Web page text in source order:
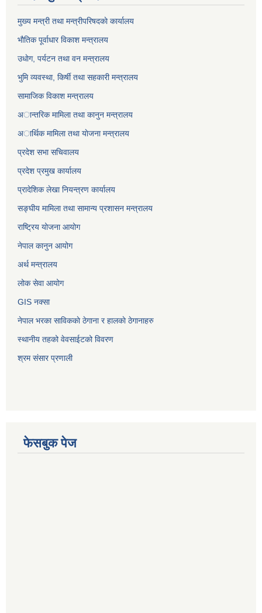
मुख्य मन्त्री तथा मन्त्रीपरिषदकाे कार्यालय
भाैतिक पूर्वाधार विकाश मन्त्रालय
उधाेग, पर्यटन तथा वन मन्त्रालय
भुमि व्यवस्था, किर्षी तथा सहकारी मन्त्रालय
सामाजिक विकाश मन्त्रालय
अान्तरिक मामिला तथा कानुन मन्त्रालय
अार्थिक मामिला तथा याेजना मन्त्रालय
प्रदेश सभा सचिवालय
प्रदेश प्रमुख कार्यालय
प्रादेशिक लेखा नियन्त्रण कार्यालय
सङ्‍घीय मामिला तथा सामान्य प्रशासन मन्त्रालय
राष्ट्रिय योजना आयोग
नेपाल कानुन आयोग
अर्थ मन्त्रालय
लोक सेवा आयोग
GIS नक्सा
नेपाल भरका साविककाे ठेगाना र हालकाे ठेगानाहरु
स्थानीय तहको वेवसाईटको विवरण
श्रम संसार प्रणाली
फेसबुक पेज